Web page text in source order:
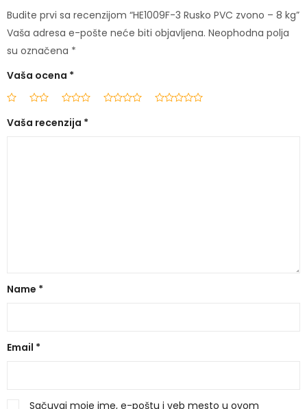
Budite prvi sa recenzijom “HE1009F-3 Rusko PVC zvono – 8 kg”
Vaša adresa e-pošte neće biti objavljena. Neophodna polja
su označena *
Vaša ocena *
Vaša recenzija *
Name *
Email *
Sačuvaj moje ime, e-poštu i veb mesto u ovom